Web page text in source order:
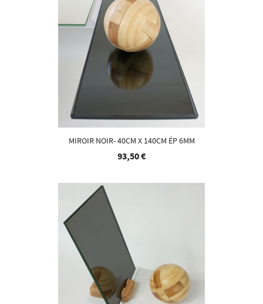
MIROIR NOIR- 40CM X 140CM ÉP 6MM
93,50 €